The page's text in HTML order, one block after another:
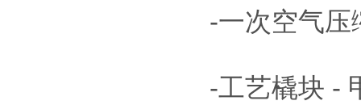
-一次空气压
-工艺橇块 -